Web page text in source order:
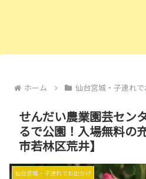
ホーム 仙台宮城・子連れ
せんだい農業園芸セン
るで公園！入場無料の
市若林区荒井】
仙台宮城・子連れでお出かけ